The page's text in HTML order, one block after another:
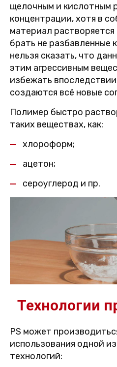
щелочным и кислотным
концентрации, хотя в
материал
брать не разбавленные
нельзя сказать, что
этим агрессивным
избежать
создаются всё новые
Полимер быстро
таких веществах, как:
хлороформ;
ацетон;
сероуглерод и пр.
Технологии
PS может
использования одной
технологий: